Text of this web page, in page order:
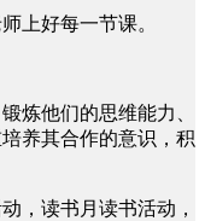
上好每一节课。
炼他们的思维能力、
养其合作的意识，积
，读书月读书活动，